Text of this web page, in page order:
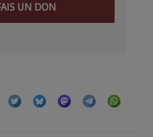
UN DON